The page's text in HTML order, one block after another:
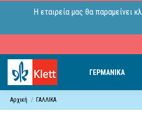
Η εταιρεία μας θα παραμείνει
ΓΕΡΜΑΝΙΚΑ
Αρχική ΓΑΛΛΙΚΑ